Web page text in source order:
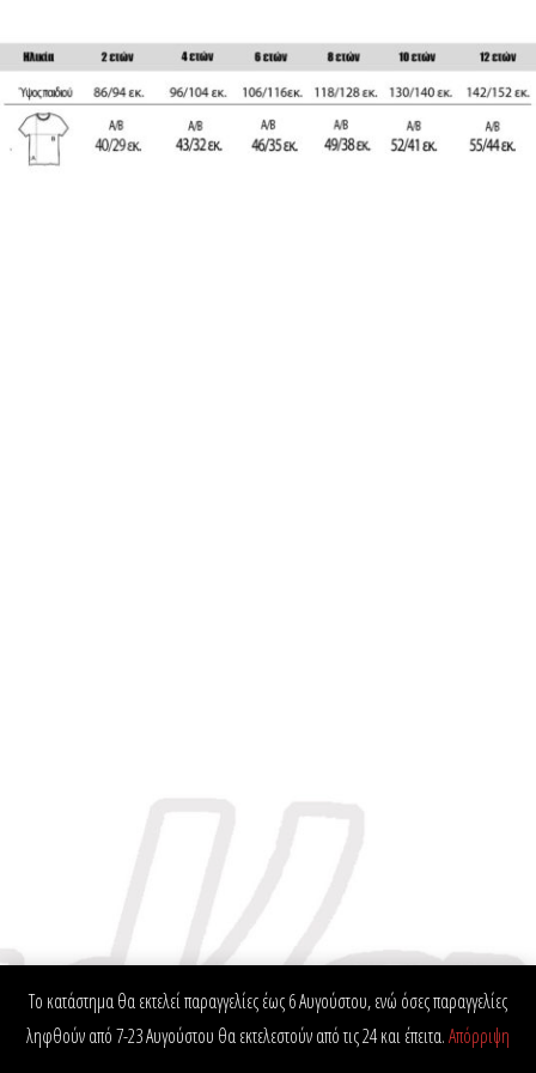
Το κατάστημα θα εκτελεί παραγγελίες έως 6 Αυγούστου, ενώ όσες παραγγελίες
ληφθούν από 7-23 Αυγούστου θα εκτελεστούν από τις 24 και έπειτα.Απόρριψη